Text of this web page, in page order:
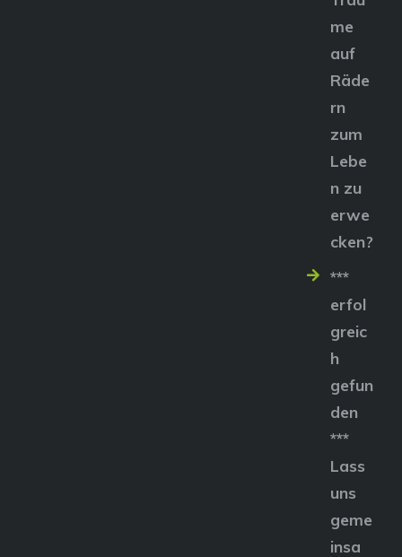
me
auf
Räde
rn
zum
Lebe
n zu
erwe
cken?
***
erfol
greic
h
gefun
den
***
Lass
uns
geme
insa